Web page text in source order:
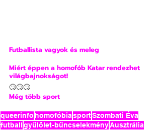
Futballista vagyok és meleg
Miért éppen a homofób Katar rendezhet
világbajnokságot!
🙄🙄🙄
Még több sport
queerinfohomofóbiasportSzombati Éva
futballgyűlölet-bűncselekményAusztrália